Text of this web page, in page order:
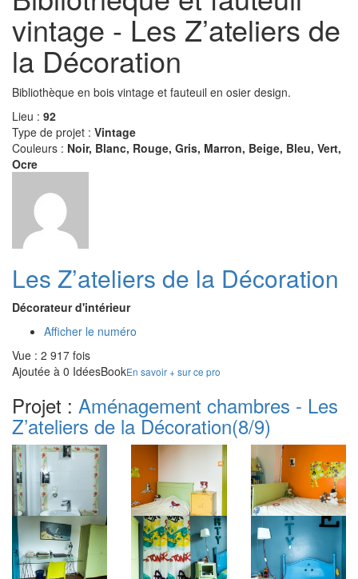
vintage - Les Z’ateliers de
la Décoration
Bibliothèque en bois vintage et fauteuil en osier design.
Lieu : 92
Type de projet : Vintage
Couleurs : Noir, Blanc, Rouge, Gris, Marron, Beige, Bleu, Vert,
Ocre
Les Z’ateliers de la Décoration
Décorateur d'intérieur
Afficher le numéro
Vue : 2 917 fois
Ajoutée à 0 IdéesBookEn savoir + sur ce pro
Projet : Aménagement chambres - Les
Z’ateliers de la Décoration(8/9)